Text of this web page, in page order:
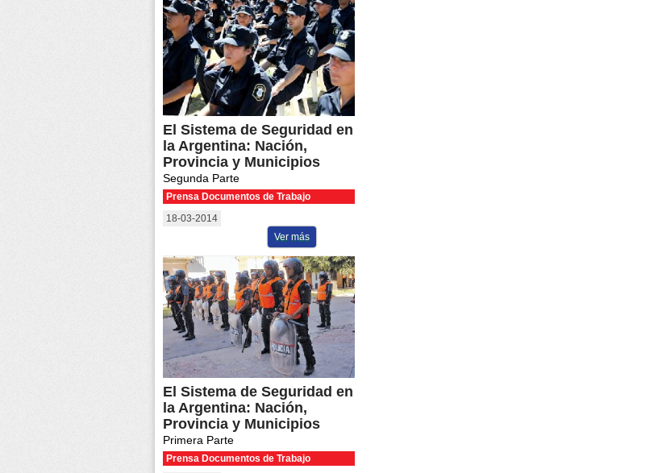
El Sistema de Seguridad en
la Argentina: Nación,
Provincia y Municipios
Segunda Parte
Prensa Documentos de Trabajo
18-03-2014
Ver más
El Sistema de Seguridad en
la Argentina: Nación,
Provincia y Municipios
Primera Parte
Prensa Documentos de Trabajo